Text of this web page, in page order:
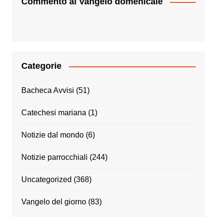
Categorie
Bacheca Avvisi (51)
Catechesi mariana (1)
Notizie dal mondo(6)
Notizie parrocchiali (244)
Uncategorized (368)
Vangelo del giorno(83)